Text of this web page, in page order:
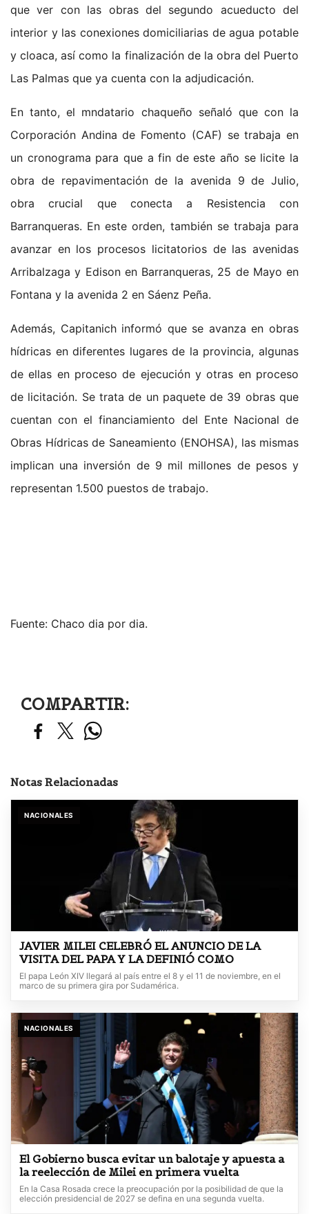
que ver con las obras del segundo acueducto del
interior y las conexiones domiciliarias de agua potable
y cloaca, así como la finalización de la obra del Puerto
Las Palmas que ya cuenta con la adjudicación.
En tanto, el mndatario chaqueño señaló que con la
Corporación Andina de Fomento (CAF) se trabaja en
un cronograma para que a fin de este año se licite la
obra de repavimentación de la avenida 9 de Julio,
obra crucial que conecta a Resistencia con
Barranqueras. En este orden, también se trabaja para
avanzar en los procesos licitatorios de las avenidas
Arribalzaga y Edison en Barranqueras, 25 de Mayo en
Fontana y la avenida 2 en Sáenz Peña.
Además, Capitanich informó que se avanza en obras
hídricas en diferentes lugares de la provincia, algunas
de ellas en proceso de ejecución y otras en proceso
de licitación. Se trata de un paquete de 39 obras que
cuentan con el financiamiento del Ente Nacional de
Obras Hídricas de Saneamiento (ENOHSA), las mismas
implican una inversión de 9 mil millones de pesos y
representan 1.500 puestos de trabajo.
Fuente: Chaco dia por dia.
COMPARTIR:
Notas Relacionadas
NACIONALES
JAVIER MILEI CELEBRÓ EL ANUNCIO DE LA
VISITA DEL PAPA Y LA DEFINIÓ COMO
El papa León XIV llegará al país entre el 8 y el 11 de noviembre, en el
marco de su primera gira por Sudamérica.
NACIONALES
El Gobierno busca evitar un balotaje y apuesta a
la reelección de Milei en primera vuelta
En la Casa Rosada crece la preocupación por la posibilidad de que la
elección presidencial de 2027 se defina en una segunda vuelta.